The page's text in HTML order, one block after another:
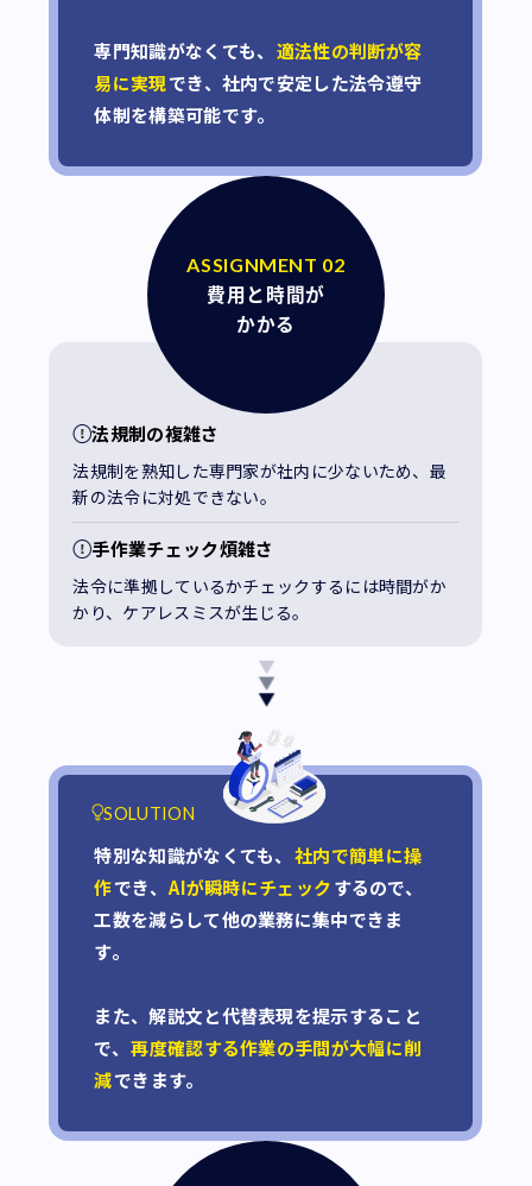
専門知識がなくても、適法性の判断が容
易に実現でき、社内で安定した法令遵守
体制を構築可能です。
ASSIGNMENT 02
費用と時間が
かかる
法規制の複雑さ
法規制を熟知した専門家が社内に少ないため、最
新の法令に対処できない。
手作業チェック煩雑さ
法令に準拠しているかチェックするには時間がか
かり、ケアレスミスが生じる。
SOLUTION
特別な知識がなくても、社内で簡単に操
作でき、AIが瞬時にチェックするので、
工数を減らして他の業務に集中できま
す。
また、解説文と代替表現を提示すること
で、再度確認する作業の手間が大幅に削
減できます。